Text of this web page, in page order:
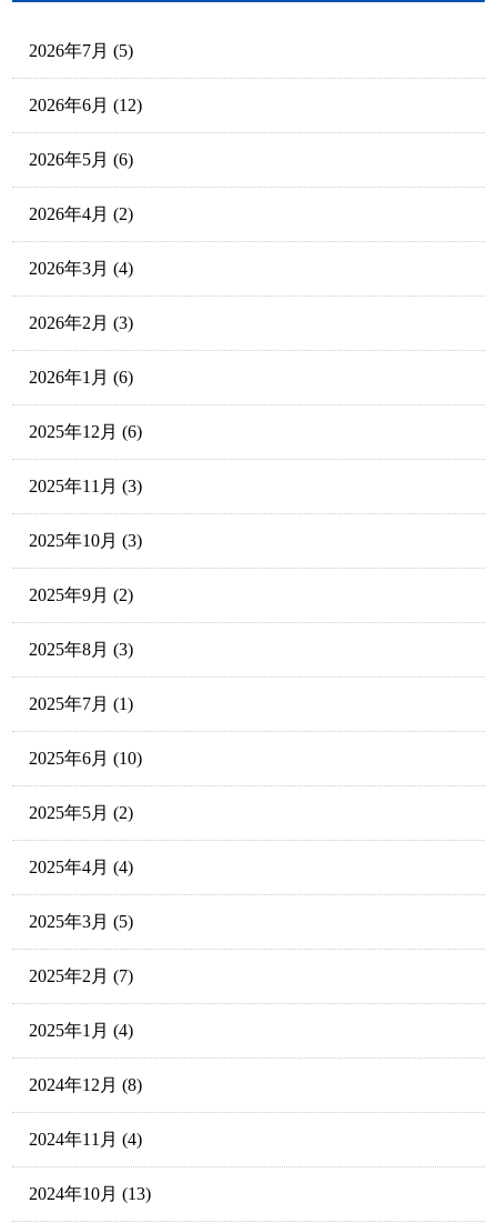
2026年7月 (5)
2026年6月 (12)
2026年5月 (6)
2026年4月 (2)
2026年3月 (4)
2026年2月 (3)
2026年1月 (6)
2025年12月 (6)
2025年11月 (3)
2025年10月 (3)
2025年9月 (2)
2025年8月 (3)
2025年7月 (1)
2025年6月 (10)
2025年5月 (2)
2025年4月 (4)
2025年3月 (5)
2025年2月 (7)
2025年1月 (4)
2024年12月 (8)
2024年11月 (4)
2024年10月 (13)